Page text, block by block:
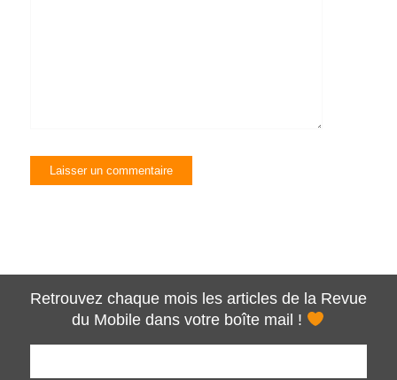
Retrouvez chaque mois les articles de la Revue
du Mobile dans votre boîte mail !